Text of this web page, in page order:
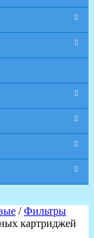
/Фильтры
картриджей